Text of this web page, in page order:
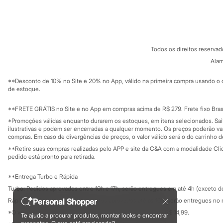
Moda íntima
Calcinhas
Meias
Moda praia
Biquínis e Maiôs
Blusas de proteção
Sungas
Personagens
Disney
Hello Kitty
Homem Aranha
Minecraft
Naruto
Personal Shopper
Te ajudo a procurar produtos, montar looks e encontrar
Mapa do site
Investidores
Privacidade
Configuração de cookies
Minha privacidade
C&A Pay
Sobre o C&A
Governança
Educação
Formas de pagamento
Todos os direitos
**Desconto de 10% no Site e 20% no App, válido na primeira compra usando
de estoque.
**FRETE GRÁTIS no Site e no App em compras acima de R$ 279. Frete fixo
*Promoções válidas enquanto durarem os estoques, em itens selecionados.
ilustrativas e podem ser encerradas a qualquer momento. Os preços poderão
compras. Em caso de divergências de preços, o valor válido será o do carrinho
**Retire suas compras realizadas pelo APP e site da C&A com a modalidade
pedido está pronto para retirada.
**Entrega Turbo e Rápida
Turbo: Pedidos aprovados entre 10h e 17h, serão entregues em até 4h (exceto
Rápida: Pedidos com os pagamentos aprovados até as 10h, serão entregues
*O valor do frete para o turbo é R$ 24,99 e para a rápida é R$ 14,99.